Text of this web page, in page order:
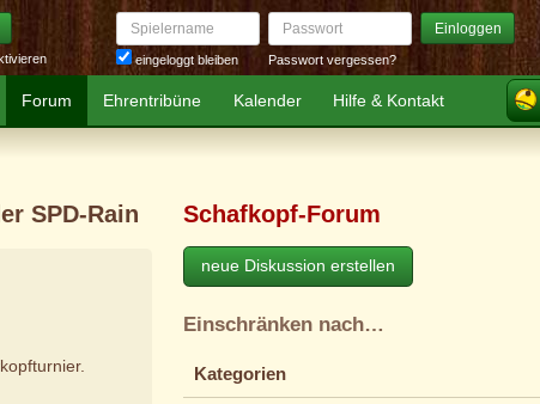
Spielername
eingeloggt bleiben
Passwort Einloggen
Passwort vergessen?
Forum Ehrentribüne Kalender Hilfe & Kontakt
SPD-Rain Schafkopf-Forum
neue Diskussion erstellen
Einschränken nach…
Kategorien